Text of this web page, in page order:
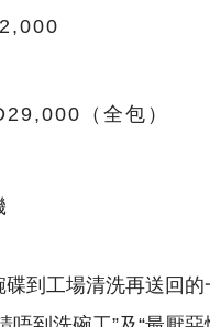
（全包）
到工場清洗再送回的